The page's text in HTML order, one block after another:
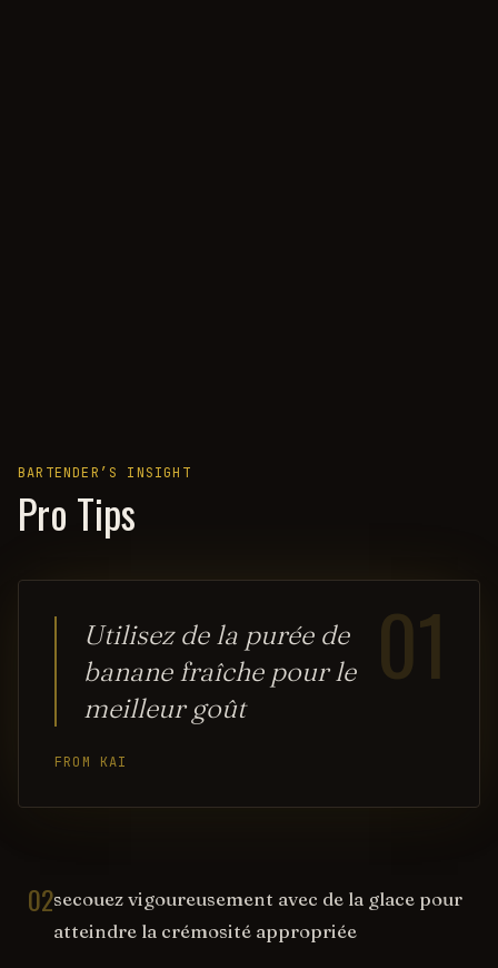
BARTENDER’S INSIGHT
Pro Tips
01
Utilisez de la purée de
banane fraîche pour le
meilleur goût
FROM KAI
02secouez vigoureusement avec de la glace pour
atteindre la crémosité appropriée